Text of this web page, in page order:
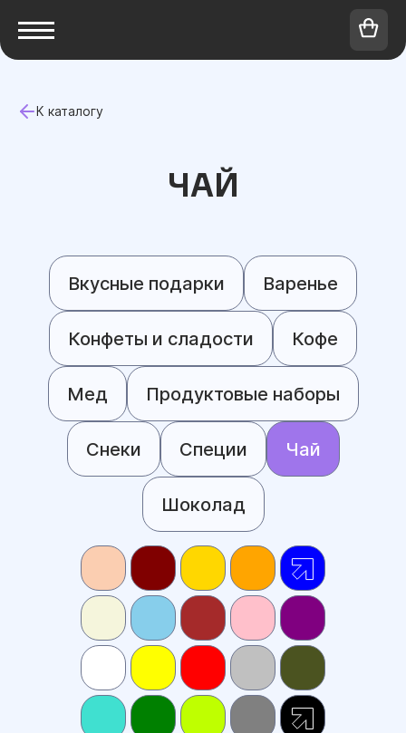
К каталогу
ЧАЙ
Вкусные подарки Варенье
Конфеты и сладости Кофе
Мед Продуктовые наборы
Снеки Специи Чай
Шоколад